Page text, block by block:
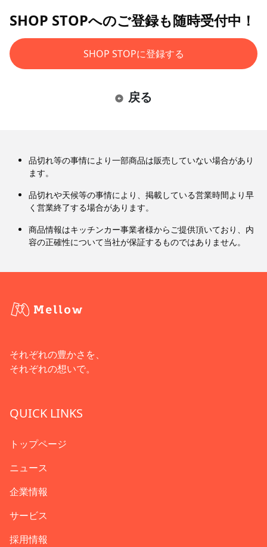
SHOP STOPへのご登録も随時受付中！
SHOP STOPに登録する
戻る
品切れ等の事情により一部商品は販売していない場合があり
ます。
品切れや天候等の事情により、掲載している営業時間より早
く営業終了する場合があります。
商品情報はキッチンカー事業者様からご提供頂いており、内
容の正確性について当社が保証するものではありません。
それぞれの豊かさを、
それぞれの想いで。
QUICK LINKS
トップページ
ニュース
企業情報
サービス
採用情報